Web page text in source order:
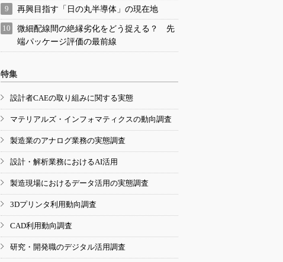
再興目指す「日の丸半導体」の現在地
微細配線間の絶縁劣化をどう捉える？ 先
端パッケージ評価の最前線
特集
設計者CAEの取り組みに関する実態
マテリアルズ・インフォマティクスの動向調査
製造業のアナログ業務の実態調査
設計・解析業務におけるAI活用
製造現場におけるデータ活用の実態調査
3Dプリンタ利用動向調査
CAD利用動向調査
研究・開発職のデジタル活用調査